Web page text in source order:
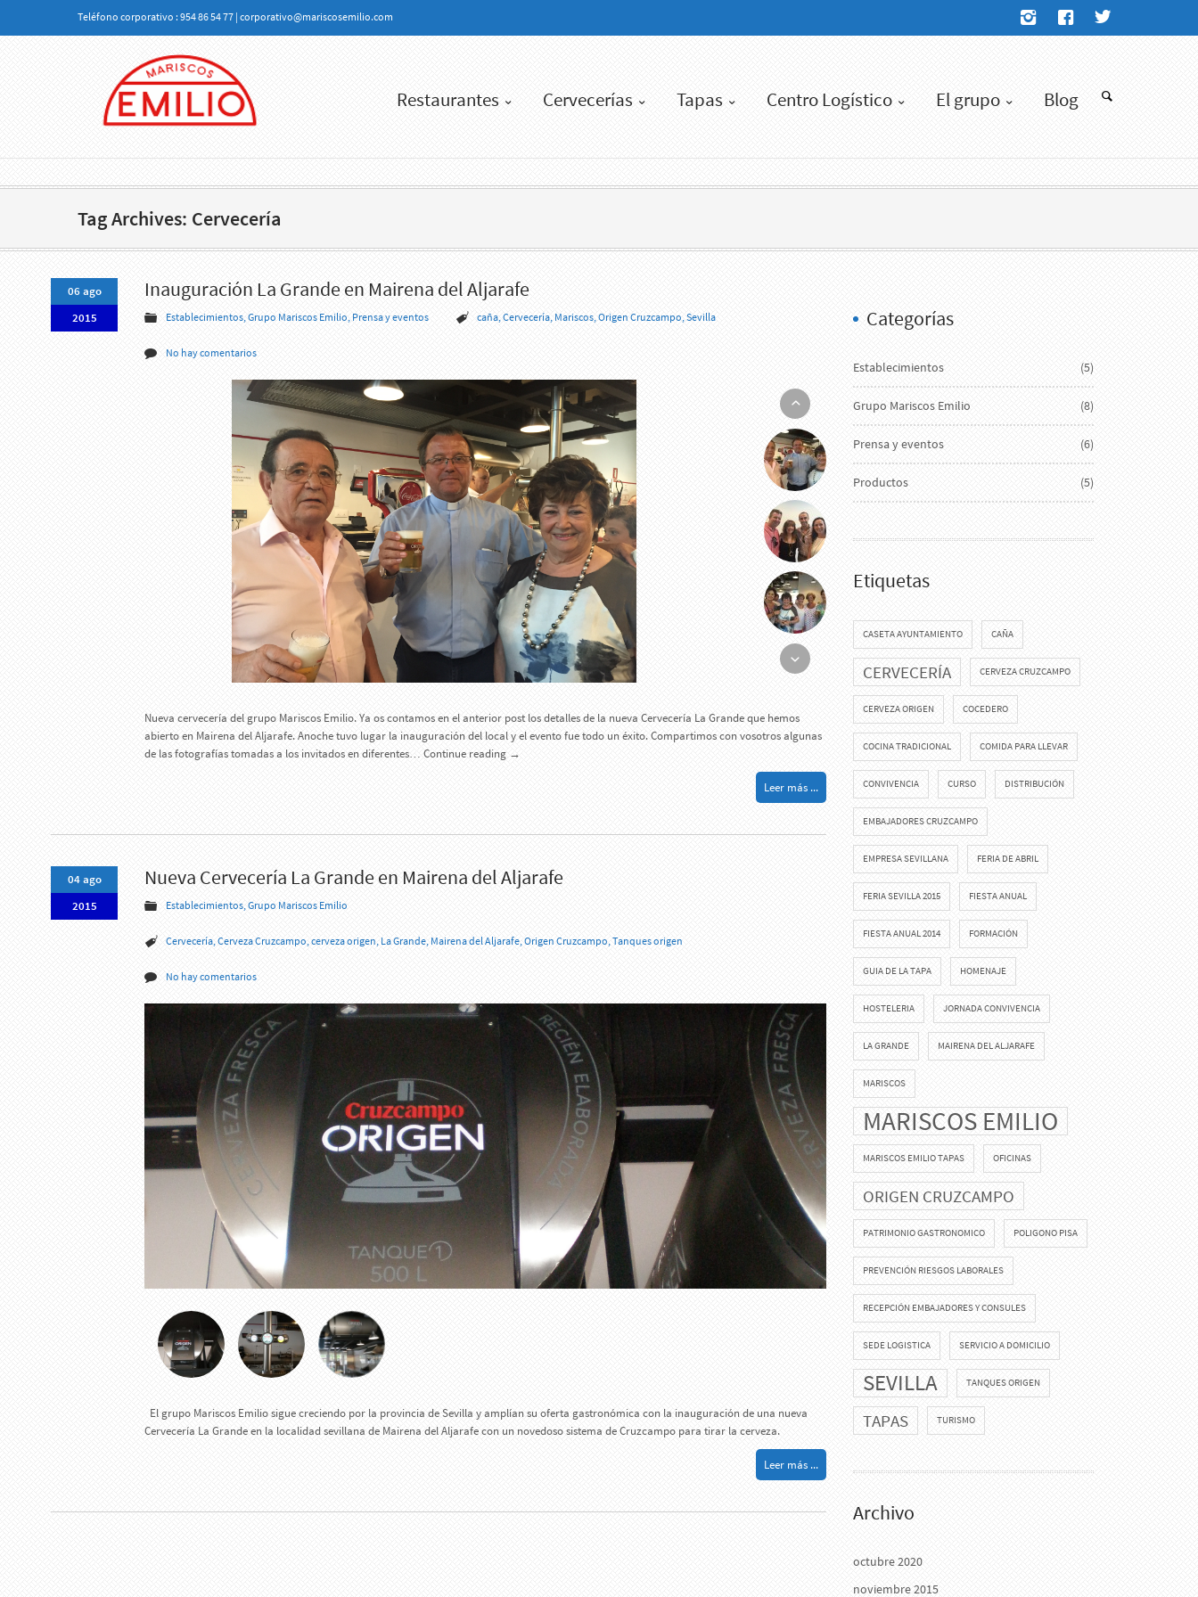
Teléfono corporativo : 954 86 54 77 | corporativo@mariscosemilio.com
Restaurantes Cervecerías Tapas Centro Logístico El grupo Blog
Tag Archives: Cervecería
06 ago
2015
Inauguración La Grande en Mairena del Aljarafe
Establecimientos,Grupo Mariscos Emilio, Prensa y eventos caña,Cervecería, Mariscos,Origen Cruzcampo,Sevilla
No hay comentarios
Nueva cervecería del grupo Mariscos Emilio. Ya os contamos en el anterior post los detalles de la nueva Cervecería La Grande que hemos
abierto en Mairena del Aljarafe. Anoche tuvo lugar la inauguración del local y el evento fue todo un éxito. Compartimos con vosotros algunas
de las fotografías tomadas a los invitados en diferentes… Continue reading →
Leer más ...
04 ago
2015
Nueva Cervecería La Grande en Mairena del Aljarafe
Establecimientos,Grupo Mariscos Emilio
Cervecería,Cerveza Cruzcampo,cerveza origen, La Grande, Mairena del Aljarafe,Origen Cruzcampo,Tanques origen
No hay comentarios
El grupo Mariscos Emilio sigue creciendo por la provincia de Sevilla y amplían su oferta gastronómica con la inauguración de una nueva
Cervecería La Grande en la localidad sevillana de Mairena del Aljarafe con un novedoso sistema de Cruzcampo para tirar la cerveza.
Leer más ...
Categorías
Establecimientos (5)
Grupo Mariscos Emilio (8)
Prensa y eventos (6)
Productos (5)
Etiquetas
CASETA AYUNTAMIENTO CAÑA
CERVECERÍA CERVEZA CRUZCAMPO
CERVEZA ORIGEN COCEDERO
COCINA TRADICIONAL COMIDA PARA LLEVAR
CONVIVENCIA CURSO DISTRIBUCIÓN
EMBAJADORES CRUZCAMPO
EMPRESA SEVILLANA FERIA DE ABRIL
FERIA SEVILLA 2015 FIESTA ANUAL
FIESTA ANUAL 2014 FORMACIÓN
GUIA DE LA TAPA HOMENAJE
HOSTELERIA JORNADA CONVIVENCIA
LA GRANDE MAIRENA DEL ALJARAFE
MARISCOS
MARISCOS EMILIO
MARISCOS EMILIO TAPAS OFICINAS
ORIGEN CRUZCAMPO
PATRIMONIO GASTRONOMICO POLIGONO PISA
PREVENCIÓN RIESGOS LABORALES
RECEPCIÓN EMBAJADORES Y CONSULES
SEDE LOGISTICA SERVICIO A DOMICILIO
SEVILLA TANQUES ORIGEN
TAPAS TURISMO
Archivo
octubre 2020
noviembre 2015